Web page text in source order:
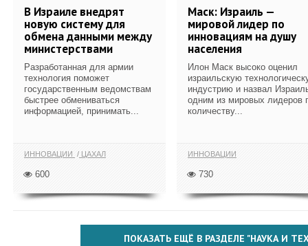
В Израиле внедрят
новую систему для
обмена данными между
министерствами
Разработанная для армии
технология поможет
государственным ведомствам
быстрее обмениваться
информацией, принимать...
ИННОВАЦИИ ЦАХАЛ
600
Маск: Израиль —
мировой лидер по
инновациям на душу
населения
Илон Маск высоко оценил
израильскую
индустрию и назвал
одним из мировых лидеров
количеству...
ИННОВАЦИИ
730
ПОКАЗАТЬ ЕЩЁ В РАЗДЕЛЕ "НАУКА И